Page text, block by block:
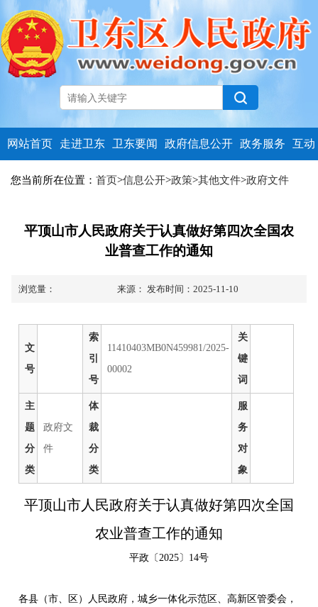
网站首页 走进卫东 卫东要闻 政府信息公开 政务服务 互动
您当前所在位置： 首页>信息公开>政策>其他文件>政府文件
​平顶山市人民政府关于认真做好第四次全国农
业普查工作的通知
来源： 发布时间：2025-11-10
浏览量：
文
号
索
引
号
11410403MB0N459981/2025-
00002
关
键
词
主
题
分
类
政府文
件
体
裁
分
类
服
务
对
象
平顶山市人民政府关于认真做好第四次全国
农业普查工作的通知
平政〔2025〕14号
各县（市、区）人民政府，城乡一体化示范区、高新区管委会，